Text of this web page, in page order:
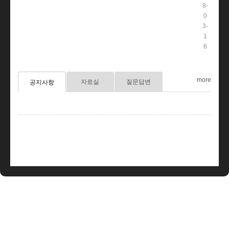
8-
0
3-
1
6
공지사항 자료실 질문답변 more